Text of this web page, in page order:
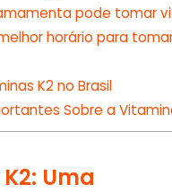
pode tomar
horário para
K2 no Brasil
Sobre a
Uma